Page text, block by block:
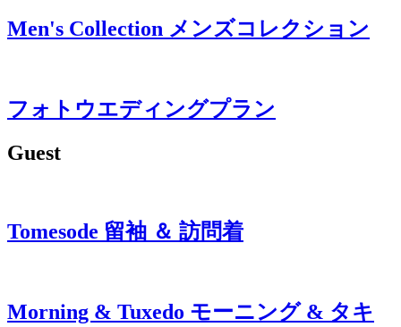
Men's Collection メンズコレクション
フォトウエディングプラン
Guest
Tomesode 留袖 ＆ 訪問着
Morning & Tuxedo モーニング & タキ